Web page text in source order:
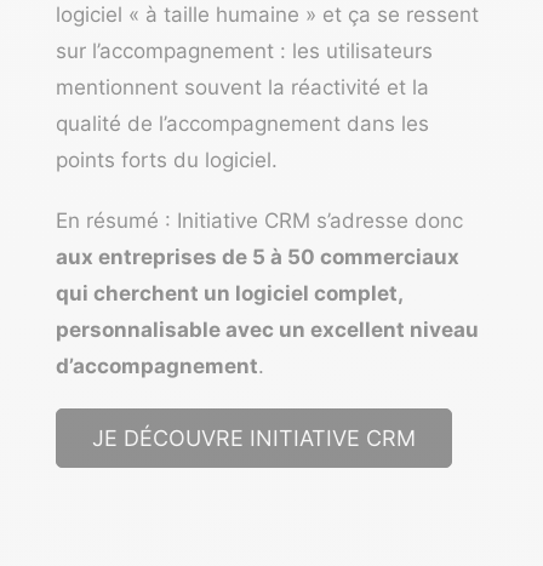
logiciel « à taille humaine » et ça se ressent
sur l’accompagnement : les utilisateurs
mentionnent souvent la réactivité et la
qualité de l’accompagnement dans les
points forts du logiciel.
En résumé : Initiative CRM s’adresse donc
aux entreprises de 5 à 50 commerciaux
qui cherchent un logiciel complet,
personnalisable avec un excellent niveau
d’accompagnement.
JE DÉCOUVRE INITIATIVE CRM